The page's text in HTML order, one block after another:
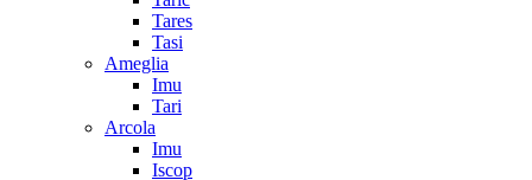
Tares
Tasi
Ameglia
Imu
Tari
Arcola
Imu
Iscop